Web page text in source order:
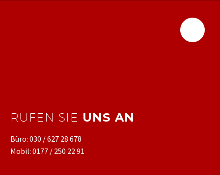
RUFEN SIE UNS AN
Büro: 030 / 627 28 678
Mobil: 0177 / 250 22 91